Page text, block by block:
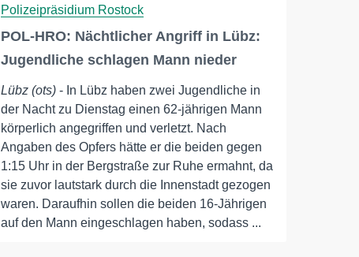
Polizeipräsidium Rostock
POL-HRO: Nächtlicher Angriff in Lübz:
Jugendliche schlagen Mann nieder
Lübz (ots) - In Lübz haben zwei Jugendliche in
der Nacht zu Dienstag einen 62-jährigen Mann
körperlich angegriffen und verletzt. Nach
Angaben des Opfers hätte er die beiden gegen
1:15 Uhr in der Bergstraße zur Ruhe ermahnt, da
sie zuvor lautstark durch die Innenstadt gezogen
waren. Daraufhin sollen die beiden 16-Jährigen
auf den Mann eingeschlagen haben, sodass ...